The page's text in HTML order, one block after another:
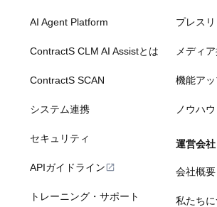
AI Agent Platform
ContractS CLM AI Assistとは
ContractS SCAN
システム連携
セキュリティ
APIガイドライン
トレーニング・サポート
プレス
メディ
機能ア
ノウハウ
運営会社
会社概要
私たち